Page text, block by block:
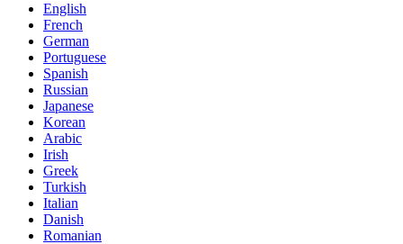
English
French
German
Portuguese
Spanish
Russian
Japanese
Korean
Arabic
Irish
Greek
Turkish
Italian
Danish
Romanian